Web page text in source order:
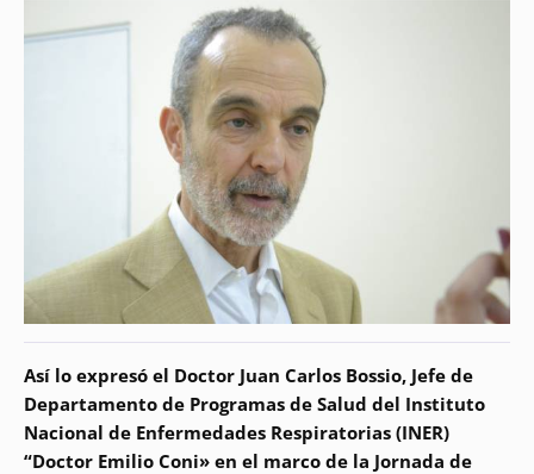
Así lo expresó el Doctor Juan Carlos Bossio, Jefe de
Departamento de Programas de Salud del Instituto
Nacional de Enfermedades Respiratorias (INER)
“Doctor Emilio Coni» en el marco de la Jornada de